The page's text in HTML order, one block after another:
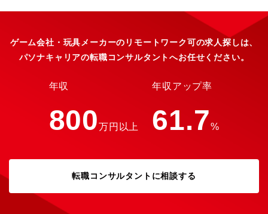
ゲーム会社・玩具メーカーのリモートワーク可の求人探しは、
パソナキャリアの転職コンサルタントへお任せください。
年収
800万円以上
年収アップ率
61.7%
転職コンサルタントに相談する